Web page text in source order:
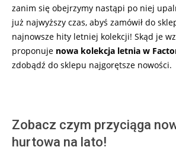
zanim się obejrzymy nastąpi po niej
już najwyższy czas, abyś zamówił do
najnowsze hity letniej kolekcji! Skąd je
proponuje nowa kolekcja letnia w
zdobądź do sklepu najgorętsze nowości.
Zobacz czym przyciąga
hurtowa na lato!